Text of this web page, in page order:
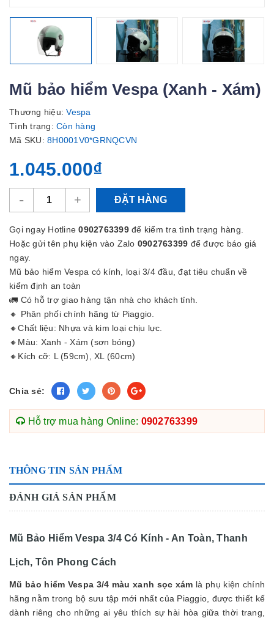
Mũ bảo hiểm Vespa (Xanh - Xám)
Thương hiệu: Vespa
Tình trạng: Còn hàng
Mã SKU: 8H0001V0*GRNQCVN
1.045.000₫
- + ĐẶT HÀNG
Gọi ngay Hotline0902763399để kiểm tra tình trạng hàng.
Hoặc gửi tên phụ kiện vào Zalo 0902763399 để được báo giá
ngay.
Mũ bảo hiểm Vespa có kính, loại 3/4 đầu, đạt tiêu chuẩn về
kiểm định an toàn
🚛 Có hỗ trợ giao hàng tận nhà cho khách tỉnh.
🔸 Phân phối chính hãng từ Piaggio.
🔸Chất liệu: Nhựa và kim loại chịu lực.
🔸Màu: Xanh - Xám (sơn bóng)
🔸Kích cỡ: L (59cm), XL (60cm)
Chia sẻ:
Hỗ trợ mua hàng Online: 0902763399
THÔNG TIN SẢN PHẨM
ĐÁNH GIÁ SẢN PHẨM
Mũ Bảo Hiểm Vespa 3/4 Có Kính - An Toàn, Thanh
Lịch, Tôn Phong Cách
Mũ bảo hiểm Vespa 3/4 màu xanh sọc xám là phụ kiện chính
hãng nằm trong bộ sưu tập mới nhất của Piaggio, được thiết kế
dành riêng cho những ai yêu thích sự hài hòa giữa thời trang,